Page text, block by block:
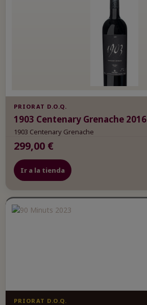
PRIORAT D.O.Q.
1903 Centenary Grenache 2016
1903 Centenary Grenache
299,00 €
Ir a la tienda
PRIORAT D.O.Q.